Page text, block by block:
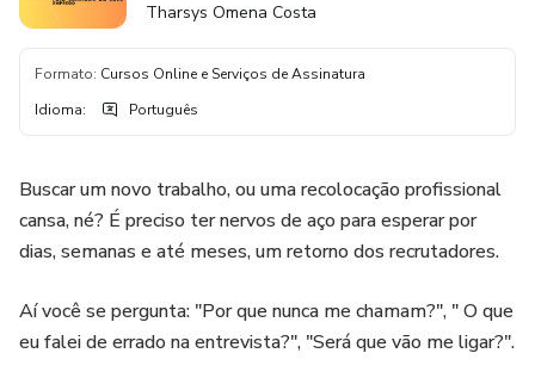
Tharsys Omena Costa
Formato: Cursos Online e Serviços de Assinatura
Idioma: Português
Buscar um novo trabalho, ou uma recolocação profissional
cansa, né? É preciso ter nervos de aço para esperar por
dias, semanas e até meses, um retorno dos recrutadores.
Aí você se pergunta: "Por que nunca me chamam?", " O que
eu falei de errado na entrevista?", "Será que vão me ligar?".